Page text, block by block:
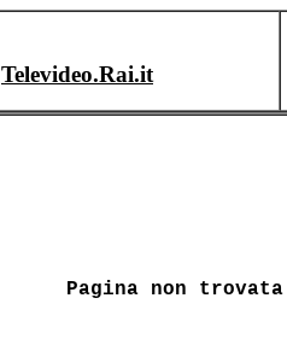
Televideo.Rai.it
Pagina non trovata